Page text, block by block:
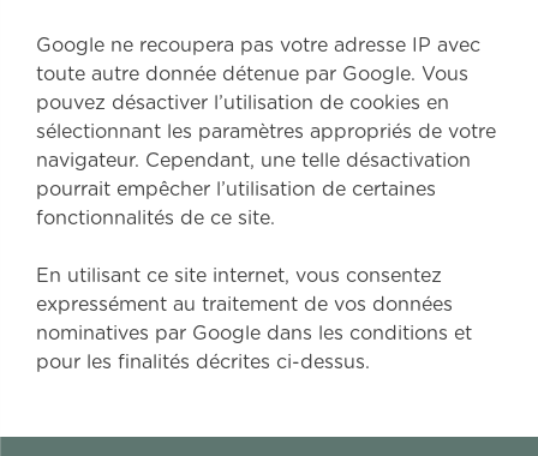
Google ne recoupera pas votre adresse IP avec
toute autre donnée détenue par Google. Vous
pouvez désactiver l’utilisation de cookies en
sélectionnant les paramètres appropriés de votre
navigateur. Cependant, une telle désactivation
pourrait empêcher l’utilisation de certaines
fonctionnalités de ce site.
En utilisant ce site internet, vous consentez
expressément au traitement de vos données
nominatives par Google dans les conditions et
pour les finalités décrites ci-dessus.